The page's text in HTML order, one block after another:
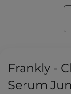
Frankly -
Serum